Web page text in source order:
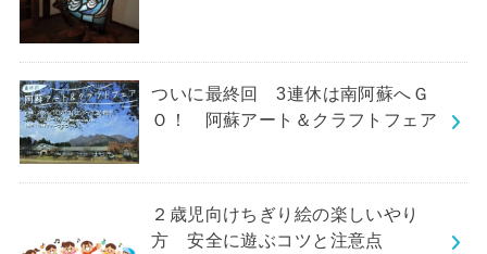
ついに最終回 3連休は南阿蘇へＧ
Ｏ！ 阿蘇アート＆クラフトフェア
２歳児向けちぎり絵の楽しいやり
方 安全に遊ぶコツと注意点